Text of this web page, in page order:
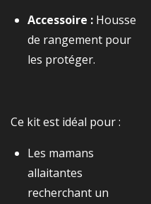
Accessoire : Housse
de rangement pour
les protéger.
Ce kit est idéal pour :
Les mamans
allaitantes
recherchant un